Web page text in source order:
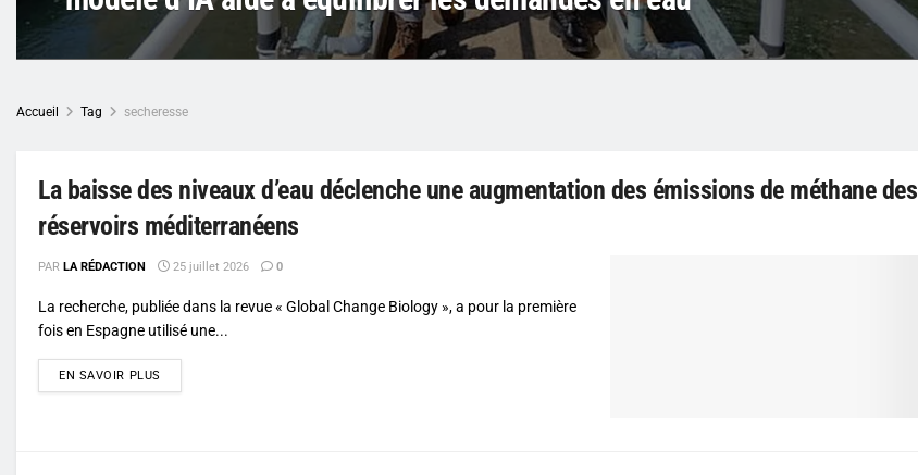
Accueil Tag secheresse
La baisse des niveaux d’eau déclenche une augmentation des émissions de méthane des
réservoirs méditerranéens
PAR LA RÉDACTION 25 juillet 2026 0
La recherche, publiée dans la revue « Global Change Biology », a pour la première
fois en Espagne utilisé une...
EN SAVOIR PLUS